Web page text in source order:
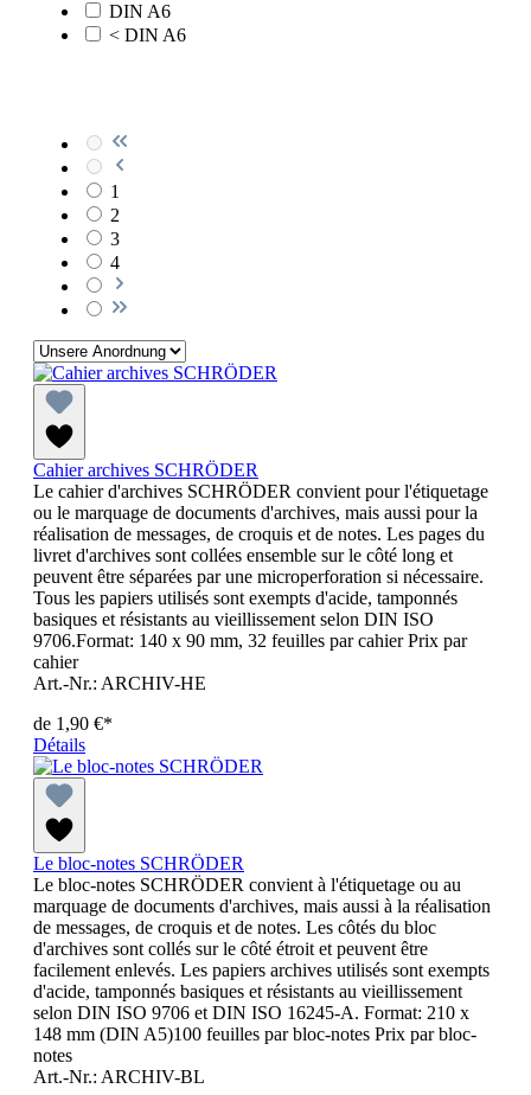
DIN A6
< DIN A6
1
2
3
4
Cahier archives SCHRÖDER
Le cahier d'archives SCHRÖDER convient pour l'étiquetage
ou le marquage de documents d'archives, mais aussi pour la
réalisation de messages, de croquis et de notes. Les pages du
livret d'archives sont collées ensemble sur le côté long et
peuvent être séparées par une microperforation si nécessaire.
Tous les papiers utilisés sont exempts d'acide, tamponnés
basiques et résistants au vieillissement selon DIN ISO
9706.Format: 140 x 90 mm, 32 feuilles par cahier Prix par
cahier
Art.-Nr.: ARCHIV-HE
de 1,90 €*
Détails
Le bloc-notes SCHRÖDER
Le bloc-notes SCHRÖDER convient à l'étiquetage ou au
marquage de documents d'archives, mais aussi à la réalisation
de messages, de croquis et de notes. Les côtés du bloc
d'archives sont collés sur le côté étroit et peuvent être
facilement enlevés. Les papiers archives utilisés sont exempts
d'acide, tamponnés basiques et résistants au vieillissement
selon DIN ISO 9706 et DIN ISO 16245-A. Format: 210 x
148 mm (DIN A5)100 feuilles par bloc-notes Prix par bloc-
notes
Art.-Nr.: ARCHIV-BL